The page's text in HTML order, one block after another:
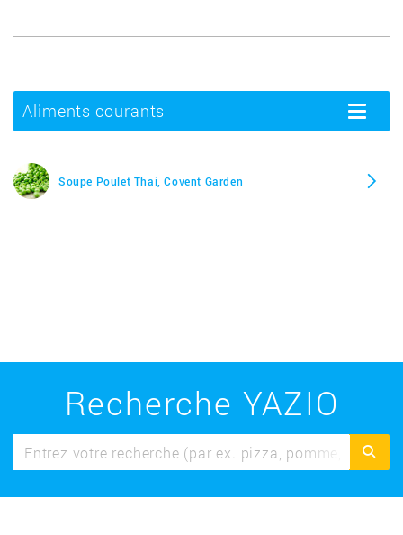
Aliments courants
Toggle
Soupe Poulet Thai, Covent Garden
Recherche YAZIO